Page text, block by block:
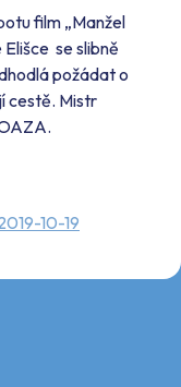
film „Manžel
se slibně
požádat o
cestě. Mistr
10-19